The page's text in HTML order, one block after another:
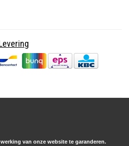
van onze website te garanderen.